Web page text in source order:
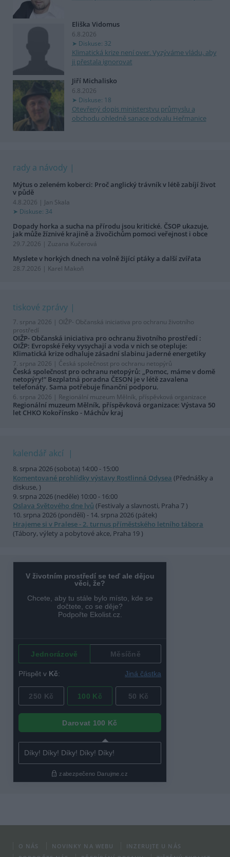
Eliška Vidomus
6.8.2026
Diskuse: 32
Klimatická krize není over. Vyzýváme vládu, aby
ji přestala ignorovat
Jiří Michalisko
6.8.2026
Diskuse: 18
Otevřený dopis ministerstvu průmyslu a
obchodu ohledně sanace odvalu Heřmanice
rady a návody
Mýtus o zeleném koberci: Proč anglický trávník v létě zabíjí život
v půdě
4.8.2026 | Jan Skala
Diskuse: 34
Dopady horka a sucha na přírodu jsou kritické. ČSOP ukazuje,
jak může žíznivé krajině a živočichům pomoci veřejnost i obce
29.7.2026 | Zuzana Kučerová
Myslete v horkých dnech na volně žijící ptáky a další zvířata
28.7.2026 | Karel Makoň
tiskové zprávy
7. srpna 2026 | OIŽP- Občanská iniciativa pro ochranu životního
prostředí
OIŽP- Občanská iniciativa pro ochranu životního prostředí :
OIŽP: Evropské řeky vysychají a voda v nich se otepluje:
Klimatická krize odhaluje zásadní slabinu jaderné energetiky
7. srpna 2026 | Česká společnost pro ochranu netopýrů
Česká společnost pro ochranu netopýrů: „Pomoc, máme v domě
netopýry!“ Bezplatná poradna ČESON je v létě zavalena
telefonáty. Sama potřebuje finanční podporu.
6. srpna 2026 | Regionální muzeum Mělník, příspěvková organizace
Regionální muzeum Mělník, příspěvková organizace: Výstava 50
let CHKO Kokořínsko - Máchův kraj
kalendář akcí
8. srpna 2026 (sobota) 14:00 - 15:00
Komentované prohlídky výstavy Rostlinná Odysea (Přednášky a
diskuse, )
9. srpna 2026 (neděle) 10:00 - 16:00
Oslava Světového dne lvů (Festivaly a slavnosti, Praha 7 )
10. srpna 2026 (pondělí) - 14. srpna 2026 (pátek)
Hrajeme si v Pralese - 2. turnus příměstského letního tábora
(Tábory, výlety a pobytové akce, Praha 19 )
O NÁS NOVINKY NA WEBU
INZERUJTE U NÁS